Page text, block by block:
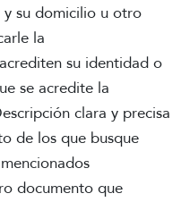
su domicilio u otro
la
su identidad o
se acredite la
clara y precisa
de los que busque
documento que